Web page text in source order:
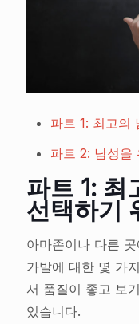
파트 1: 최고의
파트 2: 남성을
파트 1: 최
선택하기
아마존이나 다른
가발에 대한 몇 가
서 품질이 좋고 보
있습니다.